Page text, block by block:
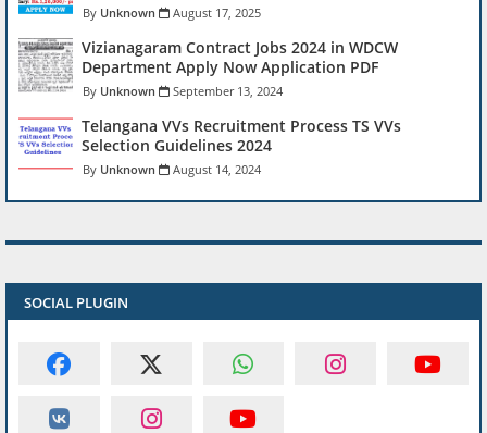
Unknown August 17, 2025
Vizianagaram Contract Jobs 2024 in WDCW
Department Apply Now Application PDF
Unknown September 13, 2024
Telangana VVs Recruitment Process TS VVs
Selection Guidelines 2024
Unknown August 14, 2024
SOCIAL PLUGIN